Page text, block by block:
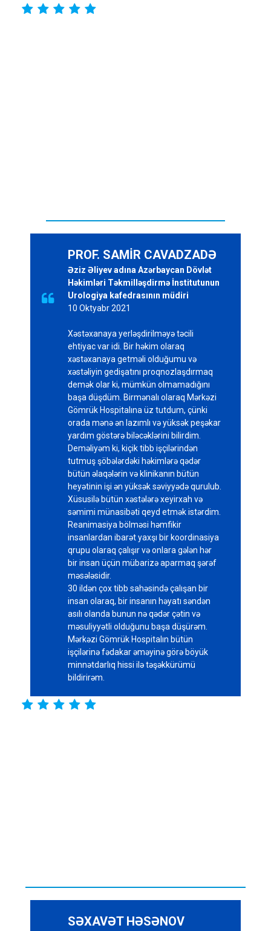
    

PROF. SAMİR CAVADZADƏ
Əziz Əliyev adına Azərbaycan Dövlət
Həkimləri Təkmilləşdirmə İnstitutunun
Urologiya kafedrasının müdiri
10 Oktyabr 2021
Xəstəxanaya yerləşdirilməyə təcili
ehtiyac var idi. Bir həkim olaraq
xəstəxanaya getməli olduğumu və
xəstəliyin gedişatını proqnozlaşdırmaq
demək olar ki, mümkün olmamadığını
başa düşdüm. Birmənalı olaraq Mərkəzi
Gömrük Hospitalına üz tutdum, çünki
orada mənə ən lazımlı və yüksək peşəkar
yardım göstərə biləcəklərini bilirdim.
Deməliyəm ki, kiçik tibb işçilərindən
tutmuş şöbələrdəki həkimlərə qədər
bütün əlaqələrin və klinikanın bütün
heyətinin işi ən yüksək səviyyədə qurulub.
Xüsusilə bütün xəstələrə xeyirxah və
səmimi münasibəti qeyd etmək istərdim.
Reanimasiya bölməsi həmfikir
insanlardan ibarət yaxşı bir koordinasiya
qrupu olaraq çalışır və onlara gələn hər
bir insan üçün mübarizə aparmaq şərəf
məsələsidir.
30 ildən çox tibb sahəsində çalışan bir
insan olaraq, bir insanın həyatı səndən
asılı olanda bunun nə qədər çətin və
məsuliyyətli olduğunu başa düşürəm.
Mərkəzi Gömrük Hospitalın bütün
işçilərinə fədakar əməyinə görə böyük
minnətdarlıq hissi ilə təşəkkürümü
bildirirəm.
    
SƏXAVƏT HƏSƏNOV